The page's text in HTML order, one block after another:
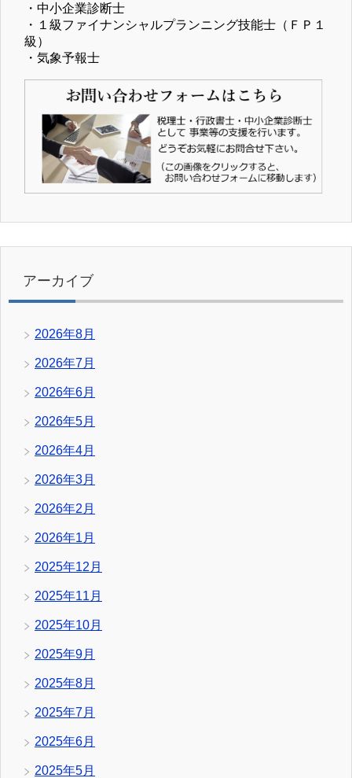
・中小企業診断士
・１級ファイナンシャルプランニング技能士（ＦＰ１
級）
・気象予報士
アーカイブ
2026年8月
2026年7月
2026年6月
2026年5月
2026年4月
2026年3月
2026年2月
2026年1月
2025年12月
2025年11月
2025年10月
2025年9月
2025年8月
2025年7月
2025年6月
2025年5月